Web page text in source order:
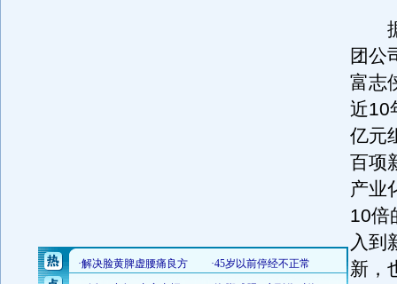
据
团公
富志
近10
亿元
百项
产业
10倍
入到
新，